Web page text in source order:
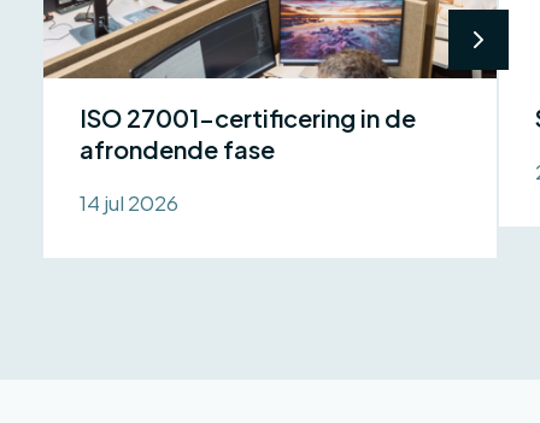
ISO 27001-certificering in de
afrondende fase
14 jul 2026